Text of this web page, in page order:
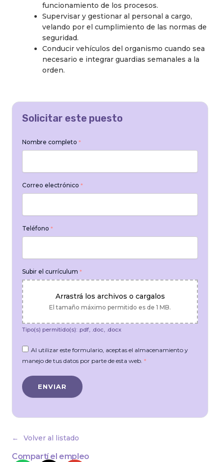
funcionamiento de los procesos.
Supervisar y gestionar al personal a cargo,
velando por el cumplimiento de las normas de
seguridad.
Conducir vehículos del organismo cuando sea
necesario e integrar guardias semanales a la
orden.
Solicitar este puesto
Nombre completo *
Correo electrónico *
Teléfono *
Subir el currículum *
Arrastrá los archivos o cargalos
El tamaño máximo permitido es de 1 MB.
Tipo(s) permitido(s): .pdf, .doc, .docx
Al utilizar este formulario, aceptas el almacenamiento y
manejo de tus datos por parte de esta web. *
Volver al listado
Compartí el empleo